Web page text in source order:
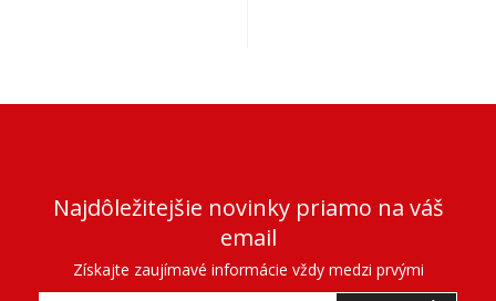
Najdôležitejšie novinky priamo na váš
email
Získajte zaujímavé informácie vždy medzi prvými